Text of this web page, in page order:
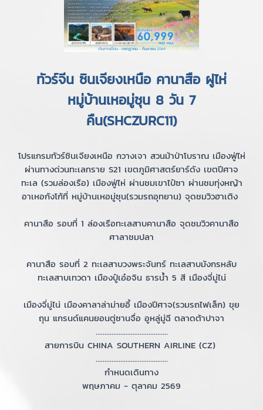
ทัวร์จีน ซินเจียงเหนือ คานาสือ ฝูไห่
หมู่บ้านเหอมู่ชุน 8 วัน 7
คืน(SHCZURC11)
โปรแกรมทัวร์ซินเจียงเหนือ กวางเจา สวนม้าป่าโบราณ เมืองฟู่ไห่
ผ่านทางด่วนทะเลทราย S21 เขตภูมิศาสตร์ยาร์ดัง เขตปีศาจ
ทะเล (รวมล่องเรือ) เมืองฟู่ไห่ ผ่านชมเขาไป๋ซา ผ่านชมทุ่งหญ้า
อาเหอกังโก้ที่ หมู่บ้านเหอมู่ซุน(รวมรถอุทยาน) จุดชมวิวฮาเติง
คานาสือ รอบที่ 1 ล่องเรือทะเลสาบคานาสือ จุดชมวิวคานาสือ
ศาลาชมปลา
คานาสือ รอบที่ 2 ทะเลสาบวงพระจันทร์ ทะเลสาบมังกรหลับ
ทะเลสาบเทวดา เมืองปู๋เอ๋อจิน ธารน้ำ 5 สี เมืองจี่มู่ไน่
เมืองจี่มู่ไน่ เมืองคาลาล่าม่ายอี้ เมืองปีศาจ(รวมรถไฟเล็ก) ขุย
ถุน แกรนด์แคนยอนตู่ซานจื่อ อูหลู่มู่ฉี ตลาดต้าปาจา
.........................................
สายการบิน CHINA SOUTHERN AIRLINE (CZ)
.........................................
กำหนดเดินทาง
พฤษภาคม - ตุลาคม 2569